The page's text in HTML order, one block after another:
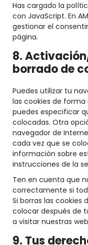
Has cargado la
con JavaScript. En
gestionar el
página.
8.
borrado de
Puedes utilizar tu
las cookies de
puedes especificar
colocadas. Otra
navegador de
cada vez que se
información sobre
instrucciones de la
Ten en cuenta que
correctamente si
Si borras las cookies
colocar después de
a visitar nuestras
9. Tus